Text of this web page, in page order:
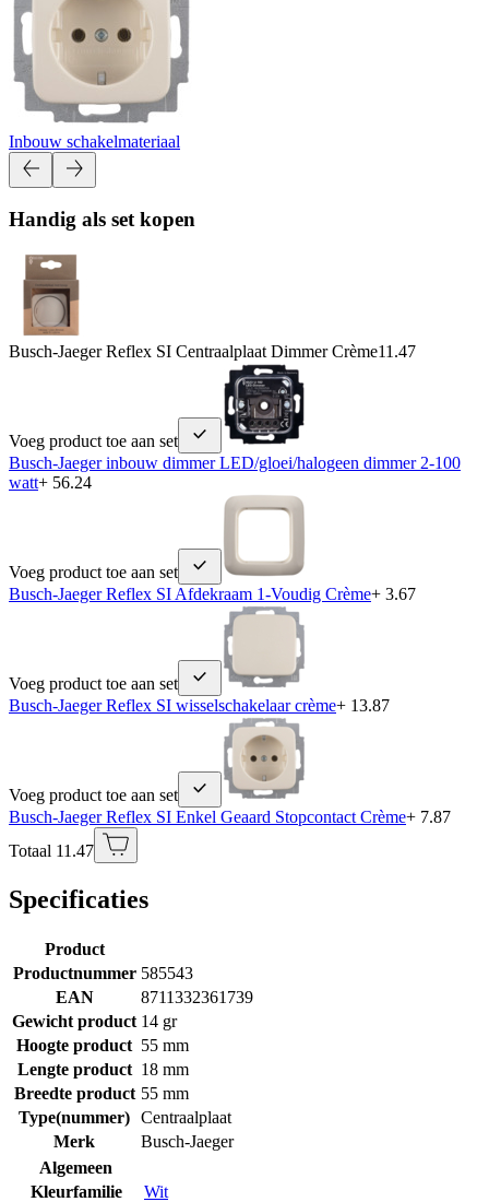
Inbouw schakelmateriaal
Handig als set kopen
Busch-Jaeger Reflex SI Centraalplaat Dimmer Crème11.47
Voeg product toe aan set
Busch-Jaeger inbouw dimmer LED/gloei/halogeen dimmer 2-100
watt+ 56.24
Voeg product toe aan set
Busch-Jaeger Reflex SI Afdekraam 1-Voudig Crème+ 3.67
Voeg product toe aan set
Busch-Jaeger Reflex SI wisselschakelaar crème+ 13.87
Voeg product toe aan set
Busch-Jaeger Reflex SI Enkel Geaard Stopcontact Crème+ 7.87
Totaal 11.47
Specificaties
Product
Productnummer 585543
EAN
8711332361739
Gewicht product 14 gr
Hoogte product 55 mm
Lengte product 18 mm
Breedte product 55 mm
Type(nummer) Centraalplaat
Merk
Busch-Jaeger
Algemeen
Kleurfamilie
Wit